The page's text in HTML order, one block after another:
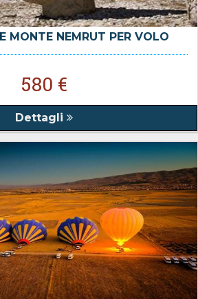
MONTE NEMRUT PER VOLO
580 €
Dettagli